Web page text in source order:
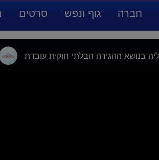
חברה גוף ונפש סרטים